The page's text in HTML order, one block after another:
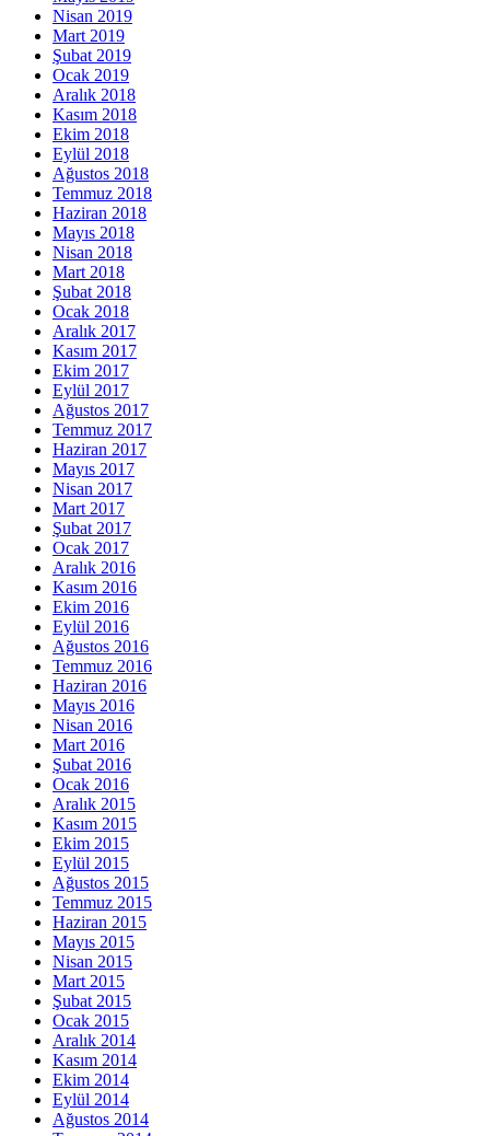
Nisan 2019
Mart 2019
Şubat 2019
Ocak 2019
Aralık 2018
Kasım 2018
Ekim 2018
Eylül 2018
Ağustos 2018
Temmuz 2018
Haziran 2018
Mayıs 2018
Nisan 2018
Mart 2018
Şubat 2018
Ocak 2018
Aralık 2017
Kasım 2017
Ekim 2017
Eylül 2017
Ağustos 2017
Temmuz 2017
Haziran 2017
Mayıs 2017
Nisan 2017
Mart 2017
Şubat 2017
Ocak 2017
Aralık 2016
Kasım 2016
Ekim 2016
Eylül 2016
Ağustos 2016
Temmuz 2016
Haziran 2016
Mayıs 2016
Nisan 2016
Mart 2016
Şubat 2016
Ocak 2016
Aralık 2015
Kasım 2015
Ekim 2015
Eylül 2015
Ağustos 2015
Temmuz 2015
Haziran 2015
Mayıs 2015
Nisan 2015
Mart 2015
Şubat 2015
Ocak 2015
Aralık 2014
Kasım 2014
Ekim 2014
Eylül 2014
Ağustos 2014